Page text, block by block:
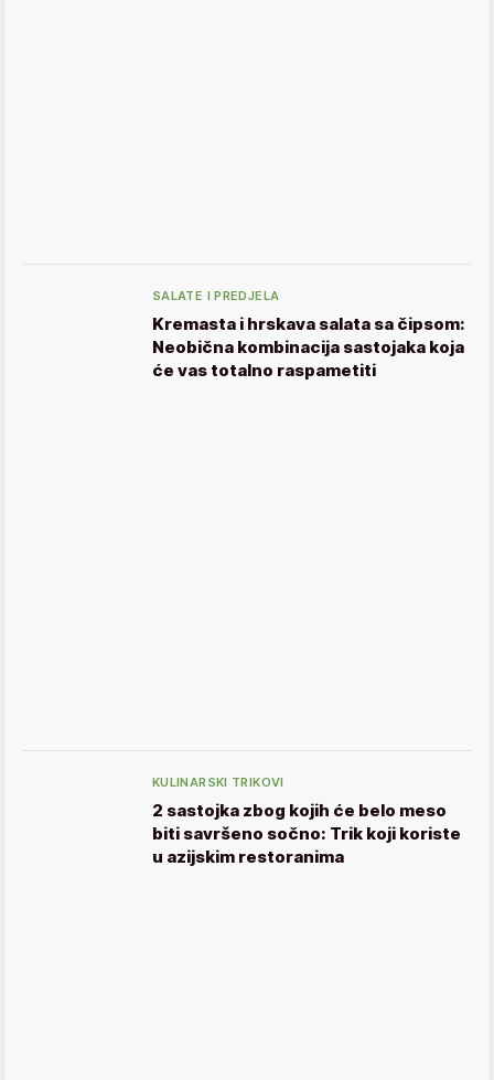
SALATE I PREDJELA
Kremasta i hrskava salata sa čipsom:
Neobična kombinacija sastojaka koja
će vas totalno raspametiti
KULINARSKI TRIKOVI
2 sastojka zbog kojih će belo meso
biti savršeno sočno: Trik koji koriste
u azijskim restoranima